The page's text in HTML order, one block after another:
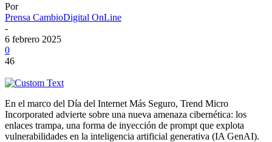
Por
Prensa CambioDigital OnLine
-
6 febrero 2025
0
46
En el marco del Día del Internet Más Seguro, Trend Micro
Incorporated advierte sobre una nueva amenaza cibernética: los
enlaces trampa, una forma de inyección de prompt que explota
vulnerabilidades en la inteligencia artificial generativa (IA GenAI).